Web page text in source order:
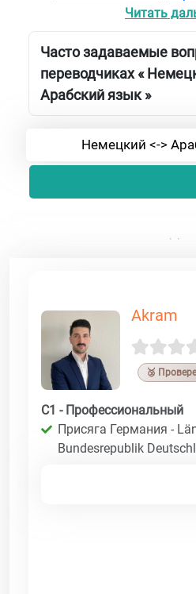
Читать
Часто задаваемые
переводчиках «
Арабский язык »
Немецкий <->
Akram
🥉
C1 - Профессиональный
Присяга Германия -
Bundesrepublik